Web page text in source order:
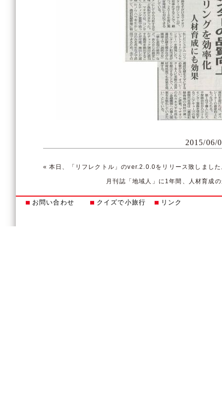
2015/06/
« 本日、「リフレクトル」のver.2.0.0をリリース致しまし
月刊誌「地域人」に1年間、人材育成
お問い合わせ クイズで小旅行 リンク